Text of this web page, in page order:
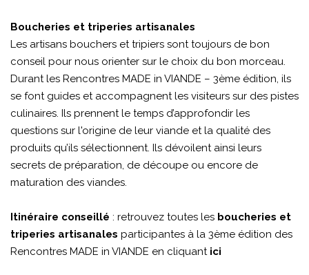
Boucheries et triperies artisanales
Les artisans bouchers et tripiers sont toujours de bon
conseil pour nous orienter sur le choix du bon morceau.
Durant les Rencontres MADE in VIANDE – 3ème édition, ils
se font guides et accompagnent les visiteurs sur des pistes
culinaires. Ils prennent le temps d’approfondir les
questions sur l'origine de leur viande et la qualité des
produits qu’ils sélectionnent. Ils dévoilent ainsi leurs
secrets de préparation, de découpe ou encore de
maturation des viandes.
Itinéraire conseillé : retrouvez toutes les boucheries et
triperies artisanales participantes à la 3ème édition des
Rencontres MADE in VIANDE en cliquant ici